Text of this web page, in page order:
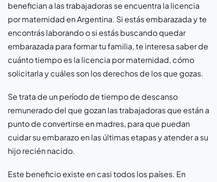
benefician a las trabajadoras se encuentra la licencia
por maternidad en Argentina. Si estás embarazada y te
encontrás laborando o si estás buscando quedar
embarazada para formar tu familia, te interesa saber de
cuánto tiempo es la licencia por maternidad, cómo
solicitarla y cuáles son los derechos de los que gozas.
Se trata de un período de tiempo de descanso
remunerado del que gozan las trabajadoras que están a
punto de convertirse en madres, para que puedan
cuidar su embarazo en las últimas etapas y atender a su
hijo recién nacido.
Este beneficio existe en casi todos los países. En